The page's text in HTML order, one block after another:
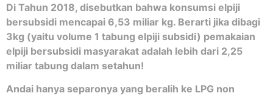
Di Tahun 2018, disebutkan bahwa konsumsi elpiji
bersubsidi mencapai 6,53 miliar kg. Berarti jika dibagi
3kg (yaitu volume 1 tabung elpiji subsidi) pemakaian
elpiji bersubsidi masyarakat adalah lebih dari 2,25
miliar tabung dalam setahun!
Andai hanya separonya yang beralih ke LPG non